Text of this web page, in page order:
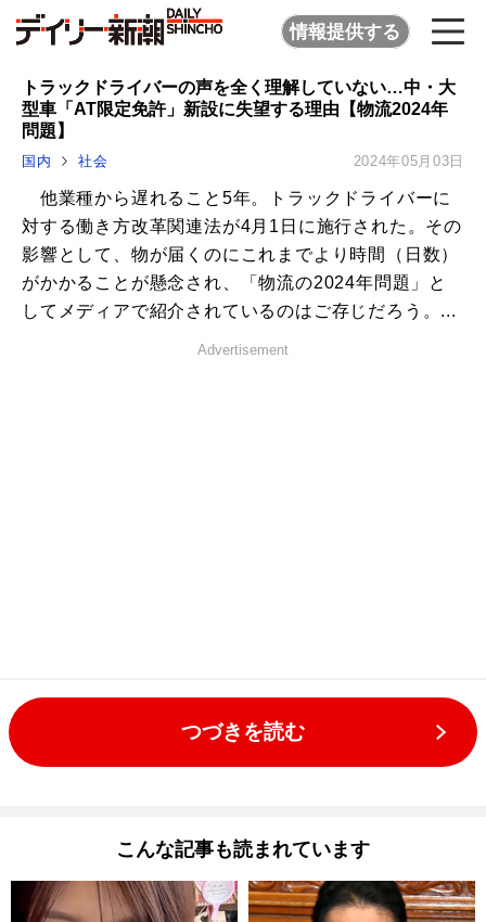
情報提供する
トラックドライバーの声を全く理解していない…中・大
型車「AT限定免許」新設に失望する理由【物流2024年
問題】
国内 社会 2024年05月03日
他業種から遅れること5年。トラックドライバーに
対する働き方改革関連法が4月1日に施行された。その
影響として、物が届くのにこれまでより時間（日数）
がかかることが懸念され、「物流の2024年問題」と
してメディアで紹介されているのはご存じだろう。...
Advertisement
つづきを読む
こんな記事も読まれています